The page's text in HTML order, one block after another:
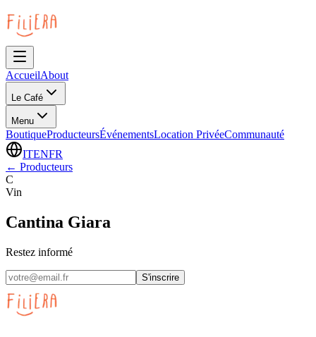
AccueilAbout
Le Café
Menu
BoutiqueProducteursÉvénementsLocation PrivéeCommunauté
ITENFR
← Producteurs
C
Vin
Cantina Giara
Restez informé
S'inscrire